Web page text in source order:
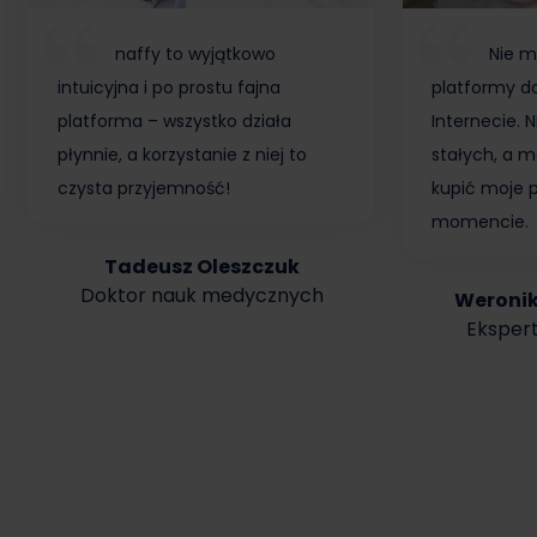
naffy to wyjątkowo
intuicyjna i po prostu fajna
platforma – wszystko działa
płynnie, a korzystanie z niej to
czysta przyjemność!
Tadeusz Oleszczuk
Doktor nauk medycznych
Nie
platformy
Internecie.
stałych, a
kupić moje
momencie.